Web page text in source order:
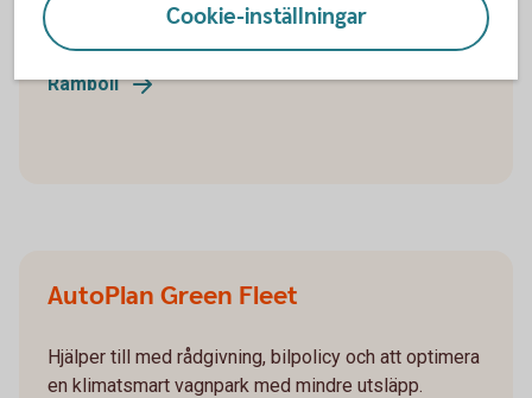
Expertis inom energibesparing och klimatfrågor.
Ramboll
AutoPlan Green Fleet
Hjälper till med rådgivning, bilpolicy och att optimera
en klimatsmart vagnpark med mindre utsläpp.
Cookie-inställningar